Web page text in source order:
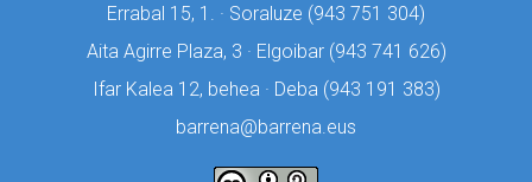
Errabal 15, 1. · Soraluze (943 751 304)
Aita Agirre Plaza, 3 · Elgoibar (943 741 626)
Ifar Kalea 12, behea · Deba (943 191 383)
barrena@barrena.eus